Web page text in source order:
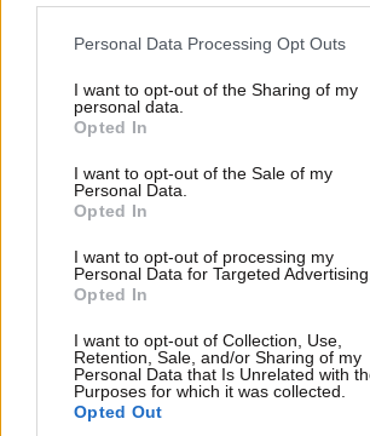
Please note that this website/app uses one
not limited to your visit or usage behaviour.
grant or deny consent to Google and its
use your data for below specified purposes
consent section.
Personal Data Processing Opt Outs
I want to opt-out of the Sharing of my
personal data.
Opted In
I want to opt-out of the Sale of my
Personal Data.
Opted In
I want to opt-out of processing my
Personal Data for Targeted Advertising.
Opted In
I want to opt-out of Collection, Use,
Retention, Sale, and/or Sharing of my
Personal Data that Is Unrelated with
Purposes for which it was collected.
Opted Out
ΣΧΌΛΙΑ
ΠΡΟΣΘΕΣΤΕ ΤΟ ΣΧΟΛΙΟ ΣΑΣ